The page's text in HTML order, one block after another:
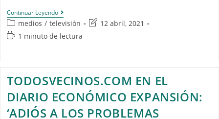
Continuar Leyendo
medios / televisión
12 abril, 2021
1 minuto de lectura
TODOSVECINOS.COM EN EL
DIARIO ECONÓMICO EXPANSIÓN:
‘ADIÓS A LOS PROBLEMAS